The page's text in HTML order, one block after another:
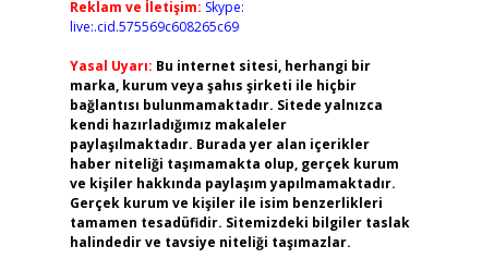
Reklam ve İletişim: Skype:
live:.cid.575569c608265c69
Yasal Uyarı: Bu internet sitesi, herhangi bir
marka, kurum veya şahıs şirketi ile hiçbir
bağlantısı bulunmamaktadır. Sitede yalnızca
kendi hazırladığımız makaleler
paylaşılmaktadır. Burada yer alan içerikler
haber niteliği taşımamakta olup, gerçek kurum
ve kişiler hakkında paylaşım yapılmamaktadır.
Gerçek kurum ve kişiler ile isim benzerlikleri
tamamen tesadüfidir. Sitemizdeki bilgiler taslak
halindedir ve tavsiye niteliği taşımazlar.